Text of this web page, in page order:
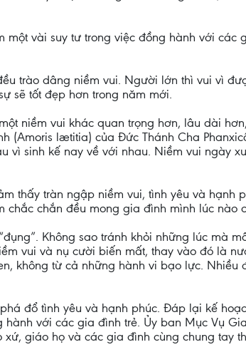
vài suy tư trong việc đồng hành với
trào dâng niềm vui. Người lớn thì vui vì
sẽ tốt đẹp hơn trong năm mới.
niềm vui khác quan trọng hơn, lâu dài
(Amoris lætitia) của Đức Thánh Cha
vì sinh kế nay về với nhau. Niềm vui ngày
thấy tràn ngập niềm vui, tình yêu và hạnh
chắc chắn đều mong gia đình mình lúc
Không sao tránh khỏi những lúc mà
vui và nụ cười biến mất, thay vào đó là
không từ cả những hành vi bạo lực.
đổ tình yêu và hạnh phúc. Đáp lại kế
với các gia đình trẻ. Ủy ban Mục Vụ
giáo họ và các gia đình cùng chung tay